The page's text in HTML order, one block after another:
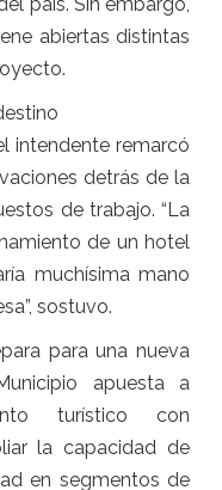
abiertas distintas
intendente remarcó
detrás de la
de trabajo. “La
de un hotel
muchísima mano
sostuvo.
para una nueva
apuesta a
turístico con
la capacidad de
en segmentos de